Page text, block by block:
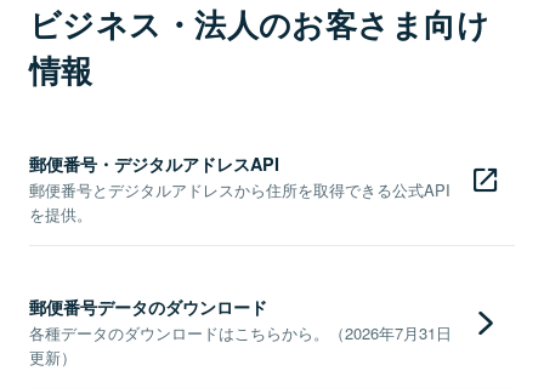
ビジネス・法人のお客さま向け
情報
郵便番号・デジタルアドレスAPI
郵便番号とデジタルアドレスから住所を取得できる公式API
を提供。
郵便番号データのダウンロード
各種データのダウンロードはこちらから。（2026年7月31日
更新）